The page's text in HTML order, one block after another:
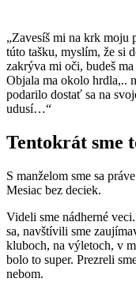
„Zavesíš mi na krk moju
túto tašku, myslím, že si
zakrýva mi oči, budeš
Objala ma okolo hrdla,..
podarilo dostať sa na
udusí…“
Tentokrát sme
S manželom sme sa
Mesiac bez deciek.
Videli sme nádherné
sa, navštívili sme
kluboch, na výletoch, v
bolo to super. Prezreli
nebom.